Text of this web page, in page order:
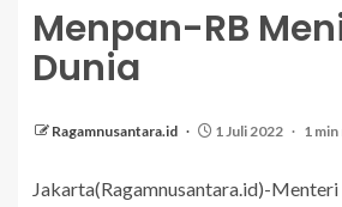
Menpan-RB
Dunia
Ragamnusantara.id 1 Juli 2022 1
Jakarta(Ragamnusantara.id)-Menteri